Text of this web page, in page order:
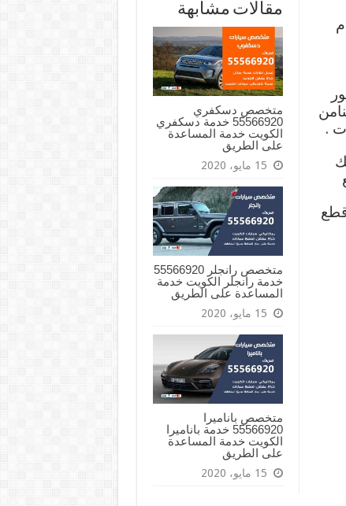
مقالات مشابهة
متخصص دسكفري
55566920 خدمة دسكفري
الكويت خدمة المساعدة
على الطريق
15 مايو، 2020
متخصص رانجلر 55566920
خدمة رانجلر الكويت خدمة
المساعدة على الطريق
15 مايو، 2020
متخصص باناميرا
55566920 خدمة باناميرا
الكويت خدمة المساعدة
على الطريق
15 مايو، 2020
.
قطع